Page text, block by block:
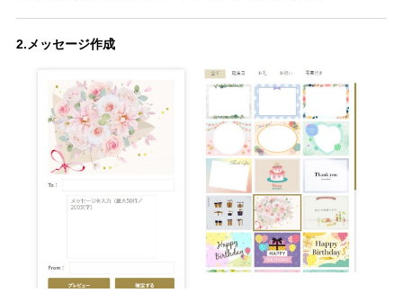
2.メッセージ作成